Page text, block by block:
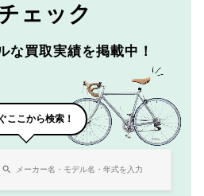
ェック
な買取実績を掲載中！
ここから検索！